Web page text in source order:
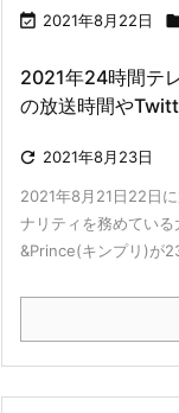
 2021年8月22日
2021年24時間テ
の放送時間や
 2021年8月23日
2021年8月21日22日
ナリティを務めてい
&Prince(キンプリ)が